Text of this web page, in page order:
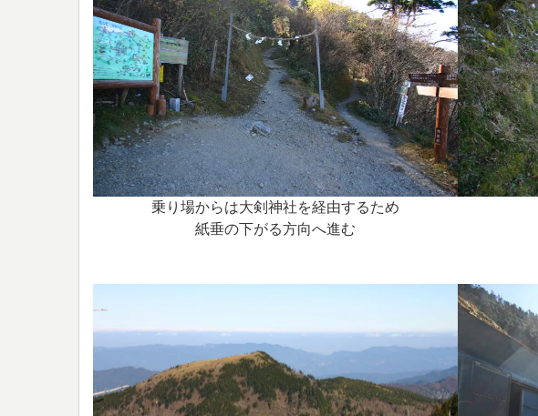
乗り場からは大剣神社を経由するため
紙垂の下がる方向へ進む